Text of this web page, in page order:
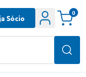
Sócio
0